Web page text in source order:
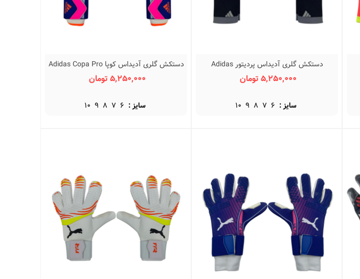
نمایش سریع
دستکش گلری آدیداس پردیتور Adidas
Predator
5,250,000 تومان
سایز : 6
7
8
9
10
نمایش سریع
دستکش گلری آدیداس کوپا Adidas Copa Pro
URG 2.0
5,250,000 تومان
سایز : 6
7
8
9
10